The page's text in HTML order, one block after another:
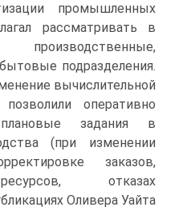
промышленных
рассматривать в
подразделения.
вычислительной
оперативно
плановые задания в
(при изменении
заказов,
отказах
Оливера Уайта